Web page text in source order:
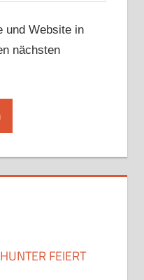
und Website in
nächsten
FEIERT